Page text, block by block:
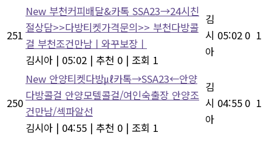
251
New 부천커피배달&카톡 SSA23→24시친
절상담>>다방티켓가격문의>> 부천다방콜
걸 부천조건만남ㅣ와꾸보장ㅣ
김시아 | 05:02 | 추천 0 | 조회 1
김
시
아
05:02 0 1
250
New 안양티켓다방㎕카톡→SSA23←안양
다방콜걸 안양모텔콜걸/여인숙출장 안양조
건만남/섹파알선
김시아 | 04:55 | 추천 0 | 조회 1
김
시
아
04:55 0 1